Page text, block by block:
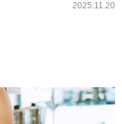
2025.11.20